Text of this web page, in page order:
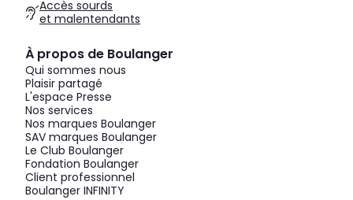
Accès sourds
et malentendants
À propos de Boulanger
Qui sommes nous
Plaisir partagé
L'espace Presse
Nos services
Nos marques Boulanger
SAV marques Boulanger
Le Club Boulanger
Fondation Boulanger
Client professionnel
Boulanger INFINITY